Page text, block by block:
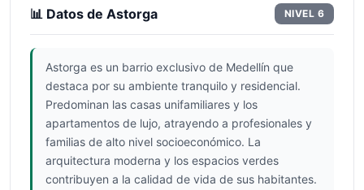
📊 Datos de Astorga NIVEL 6
Astorga es un barrio exclusivo de Medellín que
destaca por su ambiente tranquilo y residencial.
Predominan las casas unifamiliares y los
apartamentos de lujo, atrayendo a profesionales y
familias de alto nivel socioeconómico. La
arquitectura moderna y los espacios verdes
contribuyen a la calidad de vida de sus habitantes.